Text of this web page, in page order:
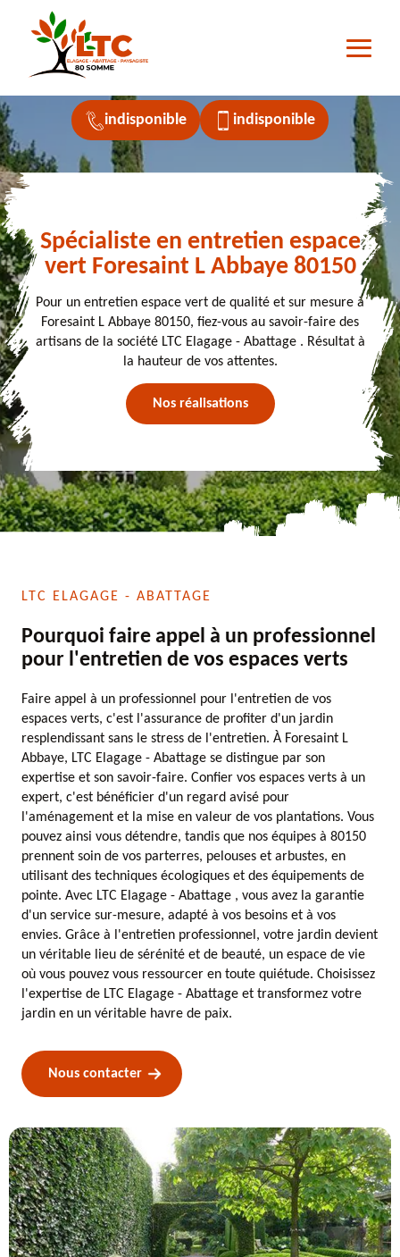
indisponible indisponible
Spécialiste en entretien espace
vert Foresaint L Abbaye 80150
Pour un entretien espace vert de qualité et sur mesure à
Foresaint L Abbaye 80150, fiez-vous au savoir-faire des
artisans de la société LTC Elagage - Abattage . Résultat à
la hauteur de vos attentes.
Nos réalisations
LTC ELAGAGE - ABATTAGE
Pourquoi faire appel à un professionnel
pour l'entretien de vos espaces verts
Faire appel à un professionnel pour l'entretien de vos
espaces verts, c'est l'assurance de profiter d'un jardin
resplendissant sans le stress de l'entretien. À Foresaint L
Abbaye, LTC Elagage - Abattage se distingue par son
expertise et son savoir-faire. Confier vos espaces verts à un
expert, c'est bénéficier d'un regard avisé pour
l'aménagement et la mise en valeur de vos plantations. Vous
pouvez ainsi vous détendre, tandis que nos équipes à 80150
prennent soin de vos parterres, pelouses et arbustes, en
utilisant des techniques écologiques et des équipements de
pointe. Avec LTC Elagage - Abattage , vous avez la garantie
d'un service sur-mesure, adapté à vos besoins et à vos
envies. Grâce à l'entretien professionnel, votre jardin devient
un véritable lieu de sérénité et de beauté, un espace de vie
où vous pouvez vous ressourcer en toute quiétude. Choisissez
l'expertise de LTC Elagage - Abattage et transformez votre
jardin en un véritable havre de paix.
Nous contacter